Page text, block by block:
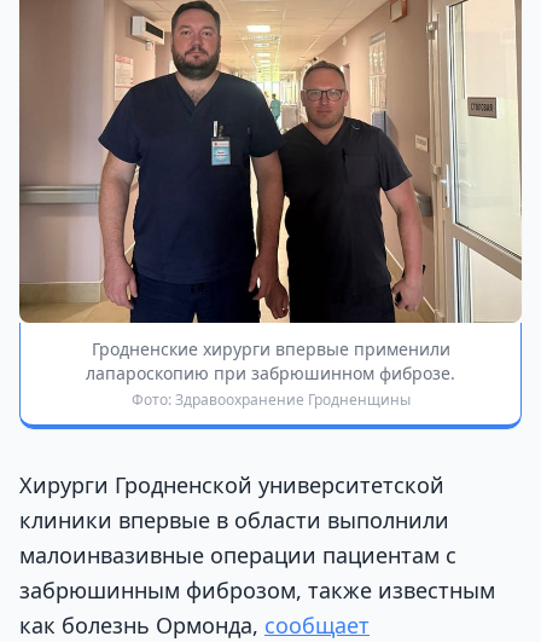
Гродненские хирурги впервые применили
лапароскопию при забрюшинном фиброзе.
Фото: Здравоохранение Гродненщины
Хирурги Гродненской университетской
клиники впервые в области выполнили
малоинвазивные операции пациентам с
забрюшинным фиброзом, также известным
как болезнь Ормонда, сообщает